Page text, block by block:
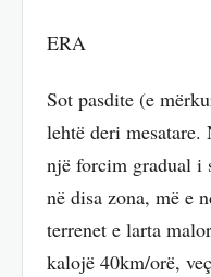
ERA
Sot pasdite (e
lehtë deri
një forcim gradual i
në disa zona, më e
terrenet e larta
kalojë 40km/orë,